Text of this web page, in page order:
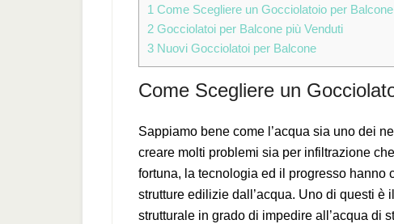
1 Come Scegliere un Gocciolatoio per Balcone
2 Gocciolatoi per Balcone più Venduti
3 Nuovi Gocciolatoi per Balcone
Come Scegliere un
Sappiamo bene come l’acqua sia uno dei
creare molti problemi sia per infiltrazione
fortuna, la tecnologia ed il progresso hanno
strutture edilizie dall’acqua. Uno di questi
strutturale in grado di impedire all’acqua di